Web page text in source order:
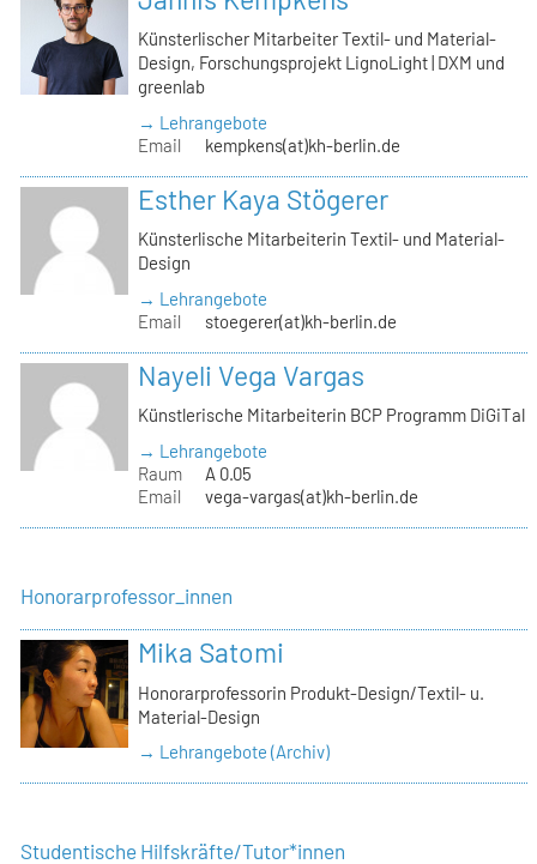
Künsterlischer Mitarbeiter Textil- und Material-
Design, Forschungsprojekt LignoLight | DXM und
greenlab
→ Lehrangebote
Email
kempkens(at)kh-berlin.de
Esther Kaya Stögerer
Künsterlische Mitarbeiterin Textil- und Material-
Design
→ Lehrangebote
Email
stoegerer(at)kh-berlin.de
Nayeli Vega Vargas
Künstlerische Mitarbeiterin BCP Programm DiGiTal
→ Lehrangebote
Raum
A 0.05
Email
vega-vargas(at)kh-berlin.de
Honorarprofessor_innen
Mika Satomi
Honorarprofessorin Produkt-Design/Textil- u.
Material-Design
→ Lehrangebote (Archiv)
Studentische Hilfskräfte/Tutor*innen